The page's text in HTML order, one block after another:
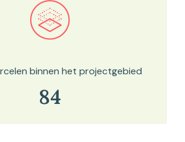
in onze kaartviewer
binnen het projectgebied
84